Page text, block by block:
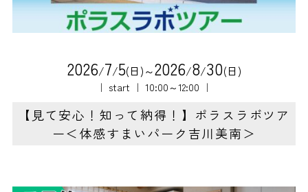
2026/7/5(日)～2026/8/30(日)
｜ start ｜ 10:00～12:00 ｜
【見て安心！知って納得！】ポラスラボツア
ー＜体感すまいパーク吉川美南＞